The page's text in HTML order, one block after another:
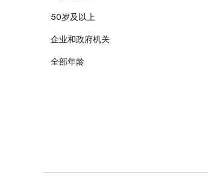
50岁及以上
企业和政府机关
全部年龄